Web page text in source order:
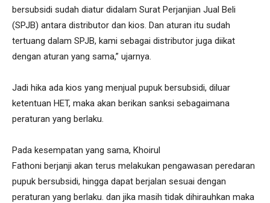
bersubsidi sudah diatur didalam Surat Perjanjian Jual Beli
(SPJB) antara distributor dan kios. Dan aturan itu sudah
tertuang dalam SPJB, kami sebagai distributor juga diikat
dengan aturan yang sama,” ujarnya.
Jadi hika ada kios yang menjual pupuk bersubsidi, diluar
ketentuan HET, maka akan berikan sanksi sebagaimana
peraturan yang berlaku.
Pada kesempatan yang sama, Khoirul
Fathoni berjanji akan terus melakukan pengawasan peredaran
pupuk bersubsidi, hingga dapat berjalan sesuai dengan
peraturan yang berlaku. dan jika masih tidak dihirauhkan maka